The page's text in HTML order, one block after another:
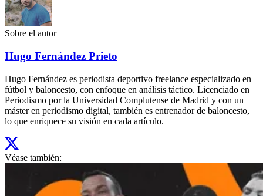
Sobre el autor
Hugo Fernández Prieto
Hugo Fernández es periodista deportivo freelance especializado en
fútbol y baloncesto, con enfoque en análisis táctico. Licenciado en
Periodismo por la Universidad Complutense de Madrid y con un
máster en periodismo digital, también es entrenador de baloncesto,
lo que enriquece su visión en cada artículo.
Véase también: